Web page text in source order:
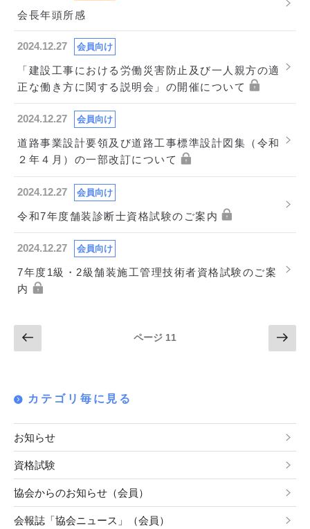
会長年頭所感
2024.12.27 会員向け
「建設工事における労働災害防止及び一人親方の適
正な働き方に関する説明会」の開催について
2024.12.27 会員向け
道路事業設計要領及び道路工事標準設計図集（令和
２年４月）の一部改訂について
2024.12.27 会員向け
令和7年度舗装診断士資格試験のご案内
2024.12.27 会員向け
7年度1級・2級舗装施工管理技術者資格試験のご案
内
投
ゲ
ー
ン
の
ジ
ページ 11
次
の
カテゴリ毎に見る
お知らせ
資格試験
協会からのお知らせ（会員）
会報誌「協会ニュース」（会員）